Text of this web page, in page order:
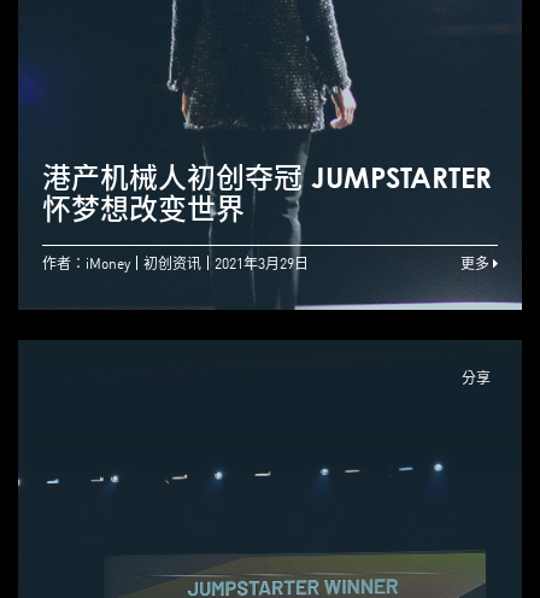
港产机械人初创夺冠 JUMPSTARTER
怀梦想改变世界
作者：iMoney 初创资讯 2021年3月29日 更多
分享